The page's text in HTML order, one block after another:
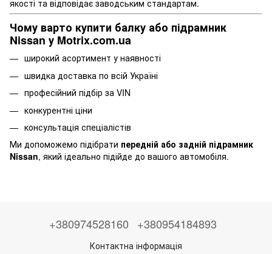
якості та відповідає заводським стандартам.
Чому варто купити балку або підрамник
Nissan у Motrix.com.ua
широкий асортимент у наявності
швидка доставка по всій Україні
професійний підбір за VIN
конкурентні ціни
консультація спеціалістів
Ми допоможемо підібрати передній або задній підрамник
Nissan, який ідеально підійде до вашого автомобіля.
+380974528160 +380954184893
Контактна інформація